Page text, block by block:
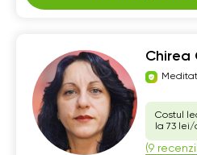
Chirea
Costul
la 73 lei/
(9